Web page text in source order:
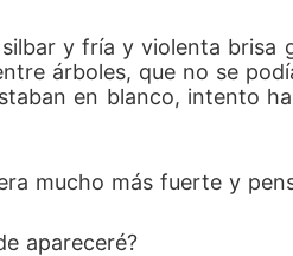
y fría y violenta
árboles, que no se
en blanco, intento
mucho más fuerte y
apareceré?